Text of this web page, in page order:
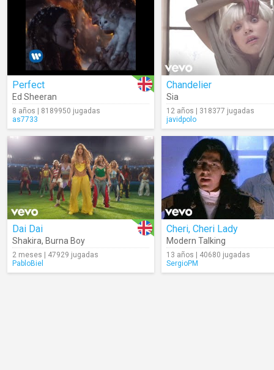
Perfect
Ed Sheeran
8 años | 8189950 jugadas
as7733
Chandelier
Sia
12 años | 318377 jugadas
javidpolo
Dai Dai
Shakira, Burna Boy
2 meses | 47929 jugadas
PabloBiel
Cheri, Cheri Lady
Modern Talking
13 años | 40680 jugadas
SergioPM